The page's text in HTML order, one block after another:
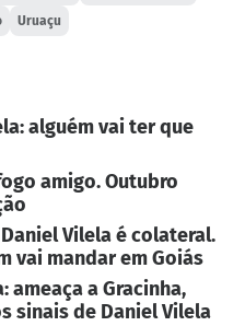
Uruaçu
alguém vai ter que
amigo. Outubro
Vilela é colateral.
vai mandar em Goiás
ameaça a Gracinha,
sinais de Daniel Vilela